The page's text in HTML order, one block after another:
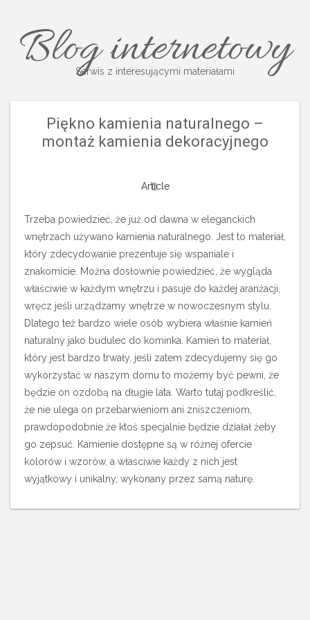
Blog internetowy
Serwis z interesującymi materiałami
Piękno kamienia naturalnego –
montaż kamienia dekoracyjnego
Article
Trzeba powiedzieć, że już od dawna w eleganckich
wnętrzach używano kamienia naturalnego. Jest to materiał,
który zdecydowanie prezentuje się wspaniale i
znakomicie. Można dosłownie powiedzieć, że wygląda
właściwie w każdym wnętrzu i pasuje do każdej aranżacji,
wręcz jeśli urządzamy wnętrze w nowoczesnym stylu.
Dlatego też bardzo wiele osób wybiera właśnie kamień
naturalny jako budulec do kominka. Kamień to materiał,
który jest bardzo trwały, jeśli zatem zdecydujemy się go
wykorzystać w naszym domu to możemy być pewni, że
będzie on ozdobą na długie lata. Warto tutaj podkreślić,
że nie ulega on przebarwieniom ani zniszczeniom,
prawdopodobnie że ktoś specjalnie będzie działał żeby
go zepsuć. Kamienie dostępne są w różnej ofercie
kolorów i wzorów, a właściwie każdy z nich jest
wyjątkowy i unikalny, wykonany przez samą naturę.